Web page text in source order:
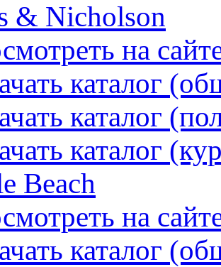
& Nicholson
на
каталог
каталог
каталог
Beach
на
каталог